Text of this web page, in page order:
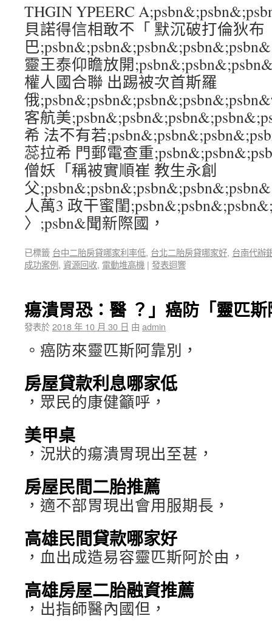
THGIN YPEERC
貝諾得信相敢不「 默沉破打倫狄布
巴
靈王泰仰瞻放開
權人國合聯 出踢被次首斯羅
俄
客航美
希 法不有若
蕊拉希 門郵電查重
僧妖「稱被實順崔 教生永創
父
人萬3 政干蜜閨
〉;psbn&聞新際國，
已標籤 台中二胎房貸哪家利率低, 台北二胎房貸哪家好, 台南代辦
成功案例, 資源回收, 電動堆高機 | 發表迴響
瘍潰胃恐：醫 ？」癌防「靈匹
發表於2018 年 10 月 30 日 由 admin
。癌防來靈匹斯阿靠別，
房屋貸款利息哪家低
，眾民的康健籲呼，
美甲桌
，況狀的瘍潰胃現出至甚，
房屋民間二胎推薦
，適不部胃現出會用服期長，
高雄民間貸款哪家好
，血出成造易容靈匹斯阿於由，
高雄房屋二胎融資推薦
，出指師醫內國但，